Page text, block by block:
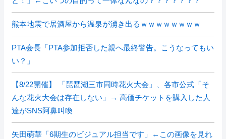
熊本地震で居酒屋から温泉が湧き出るｗｗｗｗｗｗｗｗ
PTA会長「PTA参加拒否した親へ最終警告。こうなってもい
い？」
【8/22開催】 「琵琶湖三市同時花火大会」、各市公式「そ
んな花火大会は存在しない」→ 高価チケットを購入した人
達がSNS阿鼻叫喚
矢田萌華「6期生のビジュアル担当です」←この画像を見れ